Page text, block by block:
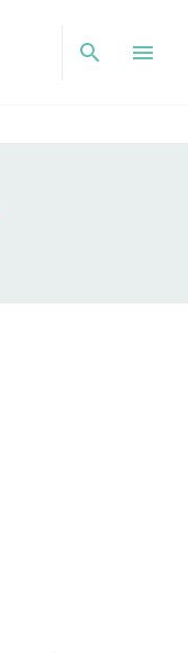
search menu